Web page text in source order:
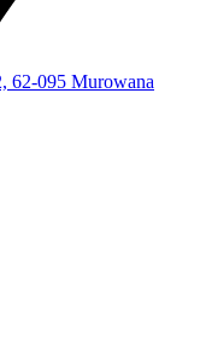
62-095 Murowana